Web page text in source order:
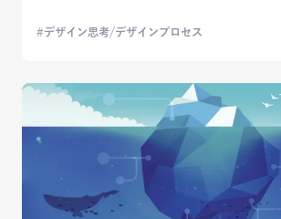
デザイン思考/デザインプロセス